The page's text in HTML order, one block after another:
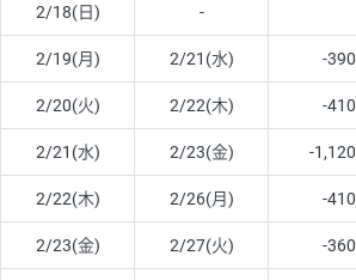
2/18(日) -
2/19(月) 2/21(水) -390
2/20(火) 2/22(木) -410
2/21(水) 2/23(金) -1,120
2/22(木) 2/26(月) -410
2/23(金) 2/27(火) -360